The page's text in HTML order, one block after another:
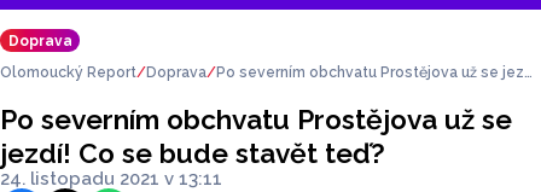
Doprava
Olomoucký Report
Doprava
Po severním obchvatu Prostějova už se jezdí!
Po severním obchvatu Prostějova už se
jezdí! Co se bude stavět teď?
24. listopadu 2021 v 13:11